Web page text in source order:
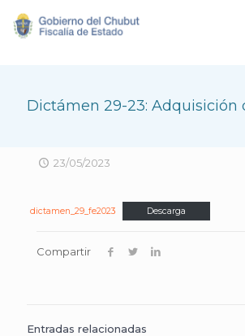
Dictámen 29-23: Adquisición
23/05/2023
dictamen_29_fe2023 Descarga
Compartir
Entradas relacionadas